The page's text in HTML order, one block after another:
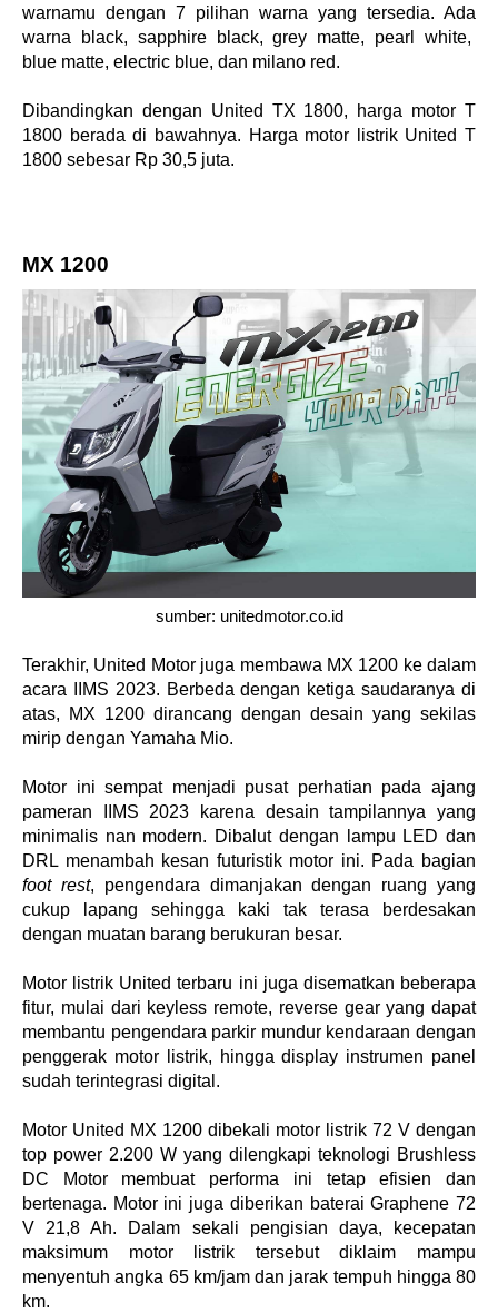
warnamu dengan 7 pilihan warna yang tersedia. Ada
warna black, sapphire black, grey matte, pearl white,
blue matte, electric blue, dan milano red.
Dibandingkan dengan United TX 1800, harga motor T
1800 berada di bawahnya. Harga motor listrik United T
1800 sebesar Rp 30,5 juta.
MX 1200
sumber: unitedmotor.co.id
Terakhir, United Motor juga membawa MX 1200 ke dalam
acara IIMS 2023. Berbeda dengan ketiga saudaranya di
atas, MX 1200 dirancang dengan desain yang sekilas
mirip dengan Yamaha Mio.
Motor ini sempat menjadi pusat perhatian pada ajang
pameran IIMS 2023 karena desain tampilannya yang
minimalis nan modern. Dibalut dengan lampu LED dan
foot rest, pengendara dimanjakan dengan ruang yang
cukup lapang sehingga kaki tak terasa berdesakan
dengan muatan barang berukuran besar.
Motor listrik United terbaru ini juga disematkan beberapa
fitur, mulai dari keyless remote, reverse gear yang dapat
membantu pengendara parkir mundur kendaraan dengan
penggerak motor listrik, hingga display instrumen panel
sudah terintegrasi digital.
Motor United MX 1200 dibekali motor listrik 72 V dengan
top power 2.200 W yang dilengkapi teknologi Brushless
DC Motor membuat performa ini tetap efisien dan
bertenaga. Motor ini juga diberikan baterai Graphene 72
V 21,8 Ah. Dalam sekali pengisian daya, kecepatan
maksimum motor listrik tersebut diklaim mampu
menyentuh angka 65 km/jam dan jarak tempuh hingga 80
km.